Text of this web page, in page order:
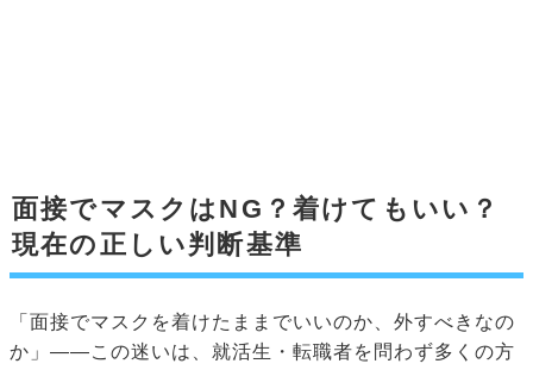
面接でマスクはNG？着けてもいい？
現在の正しい判断基準
「面接でマスクを着けたままでいいのか、外すべきなの
か」——この迷いは、就活生・転職者を問わず多くの方